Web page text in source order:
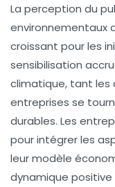
La perception du
environnementaux
croissant pour les
sensibilisation
climatique, tant les
entreprises se
durables. Les
pour intégrer les
leur modèle
dynamique